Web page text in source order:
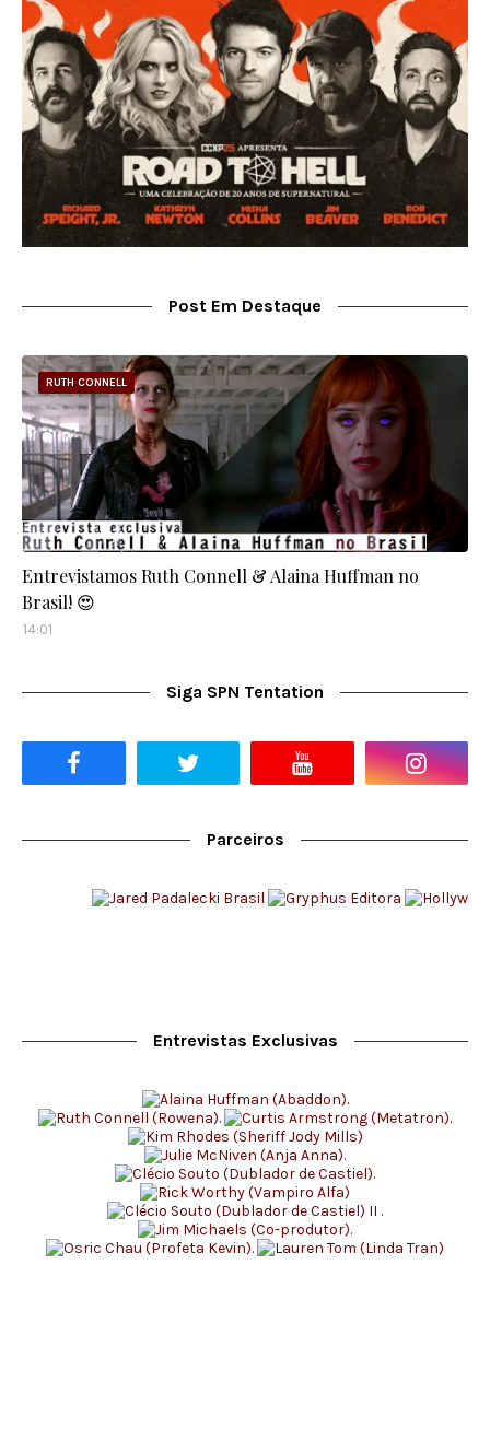
Post Em Destaque
RUTH CONNELL
Entrevistamos Ruth Connell & Alaina Huffman no
Brasil! 😍
14:01
Siga SPN Tentation
Parceiros
Entrevistas Exclusivas